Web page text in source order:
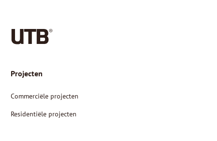
Projecten
Commerciële projecten
Residentiële projecten